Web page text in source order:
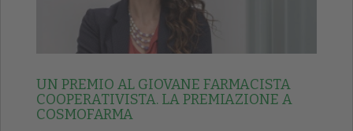
UN PREMIO AL GIOVANE FARMACISTA
COOPERATIVISTA. LA PREMIAZIONE A
COSMOFARMA